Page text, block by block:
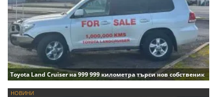
Toyota Land Cruiser на 999 999 километра търси нов собственик
НОВИНИ